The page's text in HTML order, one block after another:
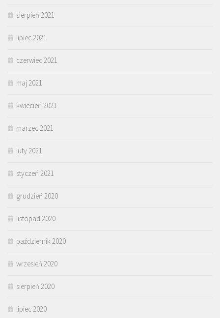
sierpień 2021
lipiec 2021
czerwiec 2021
maj 2021
kwiecień 2021
marzec 2021
luty 2021
styczeń 2021
grudzień 2020
listopad 2020
październik 2020
wrzesień 2020
sierpień 2020
lipiec 2020